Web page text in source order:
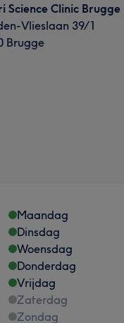
Science Clinic Brugge
Vlieslaan 39/1
Brugge
Maandag
Dinsdag
Woensdag
Donderdag
Vrijdag
Zaterdag
Zondag